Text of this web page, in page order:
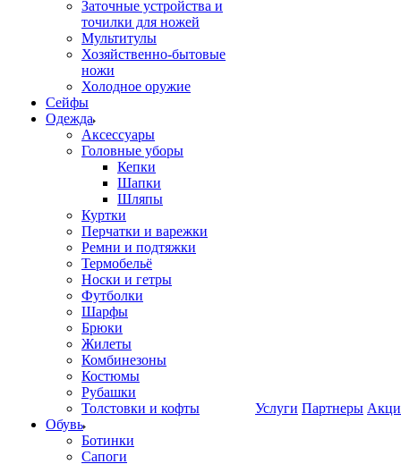
Заточные устройства и
точилки для ножей
Мультитулы
Хозяйственно-бытовые
ножи
Холодное оружие
Сейфы
Одежда
Аксессуары
Головные уборы
Кепки
Шапки
Шляпы
Куртки
Перчатки и варежки
Ремни и подтяжки
Термобельё
Носки и гетры
Футболки
Шарфы
Брюки
Жилеты
Комбинезоны
Костюмы
Рубашки
Толстовки и кофты
Обувь
Ботинки
Сапоги
Услуги Партнеры